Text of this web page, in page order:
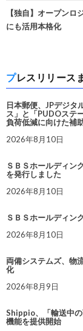
【独自】オープン
にも活用本格化
プレスリリー
日本郵便、JPデジタ
ス」と「PUDOステ
負荷低減に向けた補
2026年8月10日
ＳＢＳホールディ
を発行しました
2026年8月10日
ＳＢＳホールディン
2026年8月10日
両備システムズ、物
化
2026年8月9日
Shippio、「輸送中
機能を提供開始